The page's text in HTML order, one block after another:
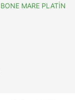
MARE PLATİN